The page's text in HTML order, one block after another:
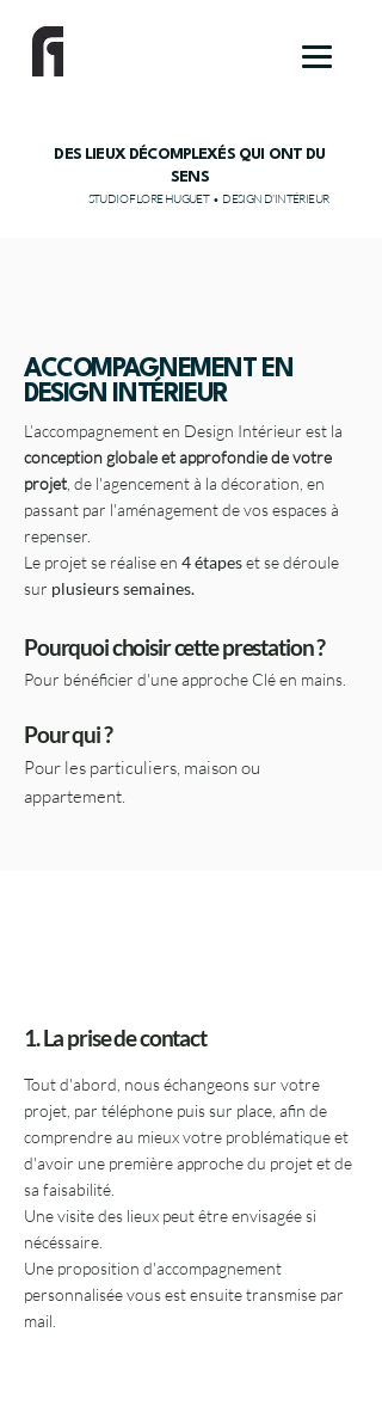
DES LIEUX DÉCOMPLEXÉS QUI ONT DU
SENS
STUDIO FLORE HUGUET • DESIGN D'INTÉRIEUR
ACCOMPAGNEMENT EN
DESIGN INTÉRIEUR
L’accompagnement en Design Intérieur est la
conception globale et approfondie de votre
projet , de l'agencement à la décoration, en
passant par l'aménagement de vos espaces à
repenser.
Le projet se réalise en 4 étapeset se déroule
sur plusieurs semaines.
Pourquoi choisir cette prestation ?
Pour bénéficier d'une approche Clé en mains.
Pour qui ?
Pour les particuliers, maison ou
appartement.
1. La prise de contact
Tout d'abord, nous échangeons sur votre
projet, par téléphone puis sur place, afin de
comprendre au mieux votre problématique et
d'avoir une première approche du projet et de
sa faisabilité.
Une visite des lieux peut être envisagée si
nécéssaire.
Une proposition d'accompagnement
personnalisée vous est ensuite transmise par
mail.